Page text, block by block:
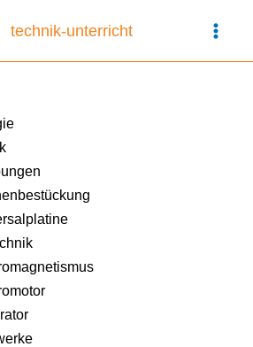
technik-unterricht